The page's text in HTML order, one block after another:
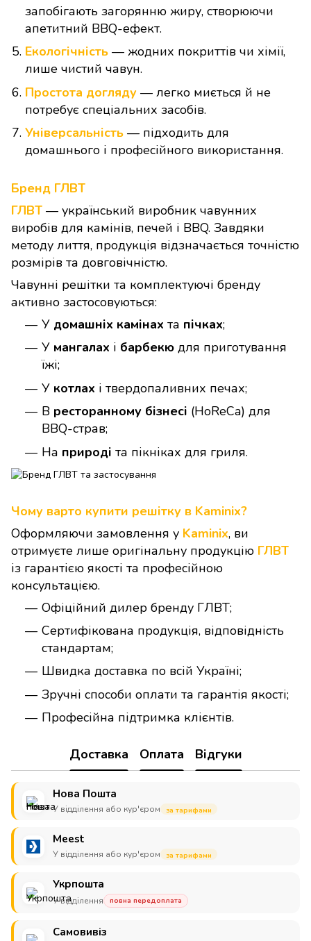
запобігають загорянню жиру, створюючи
апетитний BBQ-ефект.
Екологічність — жодних покриттів чи хімії,
лише чистий чавун.
Простота догляду — легко миється й не
потребує спеціальних засобів.
Універсальність — підходить для
домашнього і професійного використання.
Бренд ГЛВТ
ГЛВТ — український виробник чавунних
виробів для камінів, печей і BBQ. Завдяки
методу лиття, продукція відзначається точністю
розмірів та довговічністю.
Чавунні решітки та комплектуючі бренду
активно застосовуються:
У домашніх камінах та пічках;
У мангалах і барбекю для приготування
їжі;
У котлах і твердопаливних печах;
В ресторанному бізнесі (HoReCa) для
BBQ-страв;
На природі та пікніках для гриля.
Чому варто купити решітку в Kaminix?
Оформляючи замовлення у Kaminix, ви
отримуєте лише оригінальну продукцію ГЛВТ
із гарантією якості та професійною
консультацією.
Офіційний дилер бренду ГЛВТ;
Сертифікована продукція, відповідність
стандартам;
Швидка доставка по всій Україні;
Зручні способи оплати та гарантія якості;
Професійна підтримка клієнтів.
Доставка Оплата Відгуки
Нова Пошта
У відділення або кур'єром за тарифами
Meest
У відділення або кур'єром за тарифами
Укрпошта
У відділення повна передоплата
Самовивіз